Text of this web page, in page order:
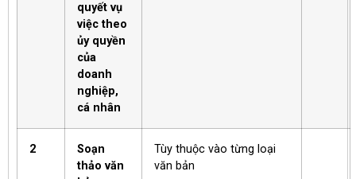
quyết vụ
việc theo
ủy quyền
của
doanh
nghiệp,
cá nhân
2
Soạn
thảo văn
Tùy thuộc vào từng loại
văn bản